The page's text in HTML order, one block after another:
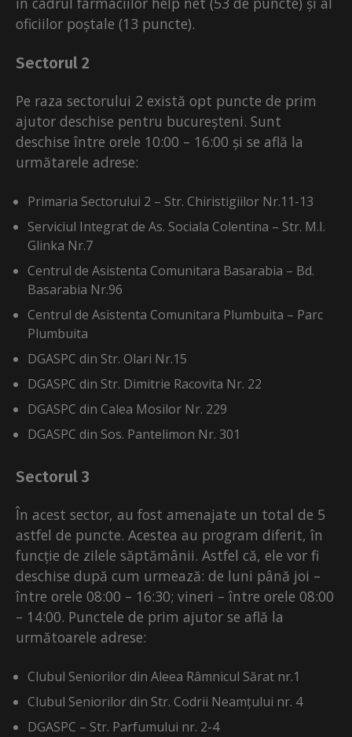
oficiilor poștale (13 puncte).
Sectorul 2
Pe raza sectorului 2 există opt puncte de prim
ajutor deschise pentru bucureșteni. Sunt
deschise între orele 10:00 – 16:00 și se află la
următarele adrese:
Primaria Sectorului 2 – Str. Chiristigiilor Nr.11-13
Serviciul Integrat de As. Sociala Colentina – Str. M.I.
Glinka Nr.7
Centrul de Asistenta Comunitara Basarabia – Bd.
Basarabia Nr.96
Centrul de Asistenta Comunitara Plumbuita – Parc
Plumbuita
DGASPC din Str. Olari Nr.15
DGASPC din Str. Dimitrie Racovita Nr. 22
DGASPC din Calea Mosilor Nr. 229
DGASPC din Sos. Pantelimon Nr. 301
Sectorul 3
În acest sector, au fost amenajate un total de 5
astfel de puncte. Acestea au program diferit, în
funcție de zilele săptămânii. Astfel că, ele vor fi
deschise după cum urmează: de luni până joi –
între orele 08:00 – 16:30; vineri – între orele 08:00
– 14:00. Punctele de prim ajutor se află la
următoarele adrese:
Clubul Seniorilor din Aleea Râmnicul Sărat nr.1
Clubul Seniorilor din Str. Codrii Neamțului nr. 4
DGASPC – Str. Parfumului nr. 2-4